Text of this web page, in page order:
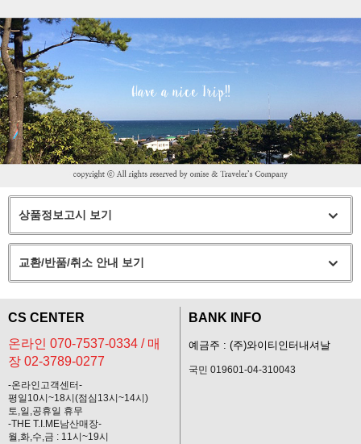
상품정보고시 보기
교환/반품/취소 안내 보기
CS CENTER
온라인 070-7537-0334 / 매
장 02-3789-0277
-온라인고객센터-
평일10시~18시(점심13시~14시)
토,일,공휴일 휴무
-THE T.I.ME남산매장-
월,화,수,금 : 11시~19시
BANK INFO
예금주 : (주)와이티인터내셔날
국민 019601-04-310043